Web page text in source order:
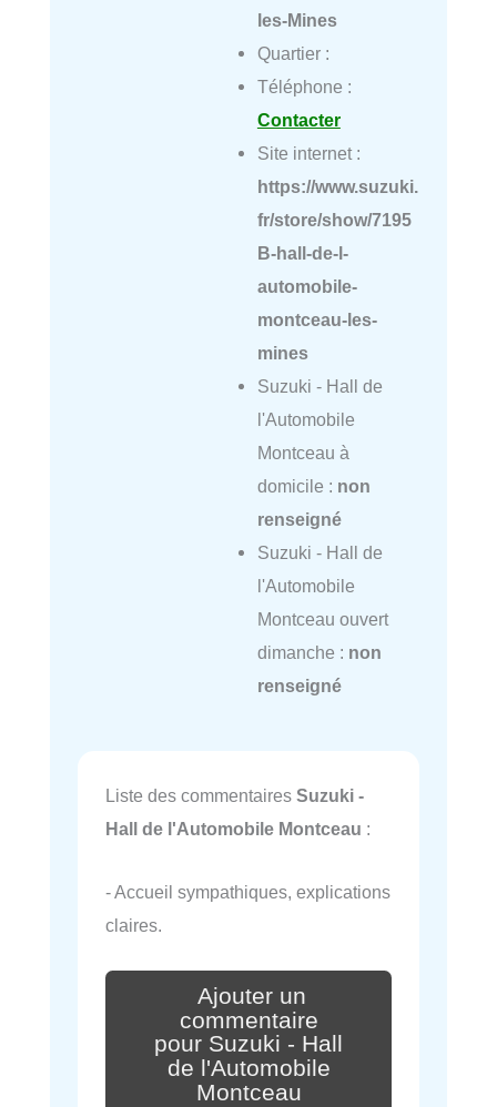
les-Mines
Quartier :
Téléphone :
Contacter
Site internet :
https://www.suzuki.
fr/store/show/7195
B-hall-de-l-
automobile-
montceau-les-
mines
Suzuki - Hall de
l'Automobile
Montceau à
domicile : non
renseigné
Suzuki - Hall de
l'Automobile
Montceau ouvert
dimanche : non
renseigné
Liste des commentaires Suzuki -
Hall de l'Automobile Montceau :
- Accueil sympathiques, explications
claires.
Ajouter un
commentaire
pour Suzuki - Hall
de l'Automobile
Montceau